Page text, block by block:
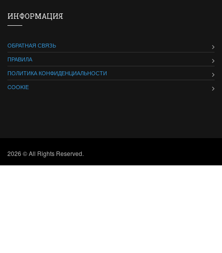
ИНФОРМАЦИЯ
ОБРАТНАЯ СВЯЗЬ
ПРАВИЛА
ПОЛИТИКА КОНФИДЕНЦИАЛЬНОСТИ
COOKIE
2026 © All Rights Reserved.